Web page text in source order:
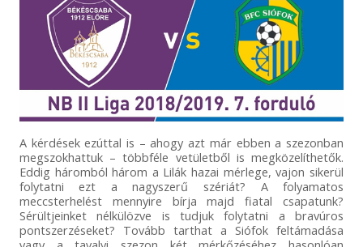
A kérdések ezúttal is – ahogy azt már ebben a szezonban
megszokhattuk – többféle vetületből is megközelíthetők.
Eddig háromból három a Lilák hazai mérlege, vajon sikerül
folytatni ezt a nagyszerű szériát? A folyamatos
meccsterhelést mennyire bírja majd fiatal csapatunk?
Sérültjeinket nélkülözve is tudjuk folytatni a bravúros
pontszerzéseket? Tovább tarthat a Siófok feltámadása